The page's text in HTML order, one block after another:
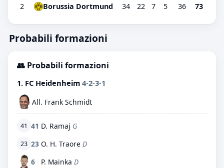
2 Borussia Dortmund 34 22 7 5 36 73
Probabili formazioni
👥 Probabili formazioni
1. FC Heidenheim 4-2-3-1
All. Frank Schmidt
41 41 D. Ramaj G
23 23 O. H. Traore D
6
P. Mainka D